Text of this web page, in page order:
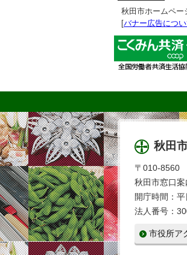
秋田市ホームペー
[バナー広告につ
秋田
〒010-8560
秋田市窓口
開庁時間：
法人番号：
市役所ア